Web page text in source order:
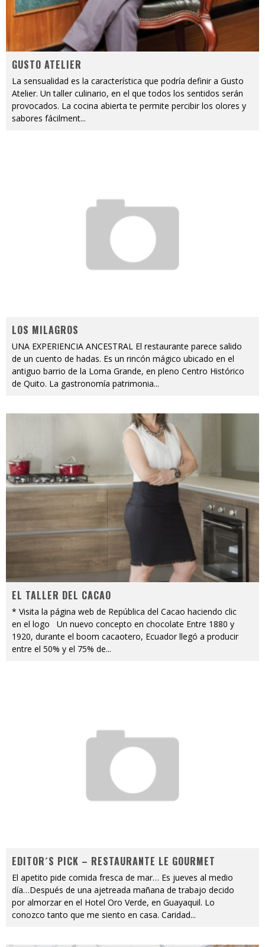
GUSTO ATELIER
La sensualidad es la característica que podría definir a Gusto
Atelier. Un taller culinario, en el que todos los sentidos serán
provocados. La cocina abierta te permite percibir los olores y
sabores fácilment...
LOS MILAGROS
UNA EXPERIENCIA ANCESTRAL El restaurante parece salido
de un cuento de hadas. Es un rincón mágico ubicado en el
antiguo barrio de la Loma Grande, en pleno Centro Histórico
de Quito. La gastronomía patrimonia...
EL TALLER DEL CACAO
* Visita la página web de República del Cacao haciendo clic
en el logo Un nuevo concepto en chocolate Entre 1880 y
1920, durante el boom cacaotero, Ecuador llegó a producir
entre el 50% y el 75% de...
EDITOR´S PICK – RESTAURANTE LE GOURMET
El apetito pide comida fresca de mar… Es jueves al medio
día…Después de una ajetreada mañana de trabajo decido
por almorzar en el Hotel Oro Verde, en Guayaquil. Lo
conozco tanto que me siento en casa. Caridad...